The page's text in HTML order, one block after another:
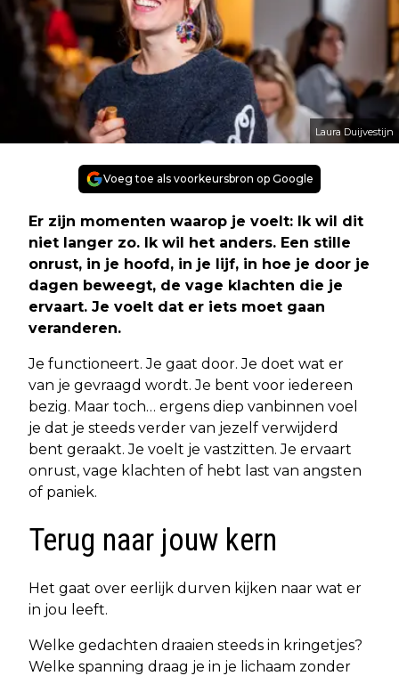
Laura Duijvestijn
Voeg toe als voorkeursbron op Google
Er zijn momenten waarop je voelt: Ik wil dit
niet langer zo. Ik wil het anders. Een stille
onrust, in je hoofd, in je lijf, in hoe je door je
dagen beweegt, de vage klachten die je
ervaart. Je voelt dat er iets moet gaan
veranderen.
Je functioneert. Je gaat door. Je doet wat er
van je gevraagd wordt. Je bent voor iedereen
bezig. Maar toch… ergens diep vanbinnen voel
je dat je steeds verder van jezelf verwijderd
bent geraakt. Je voelt je vastzitten. Je ervaart
onrust, vage klachten of hebt last van angsten
of paniek.
Terug naar jouw kern
Het gaat over eerlijk durven kijken naar wat er
in jou leeft.
Welke gedachten draaien steeds in kringetjes?
Welke spanning draag je in je lichaam zonder